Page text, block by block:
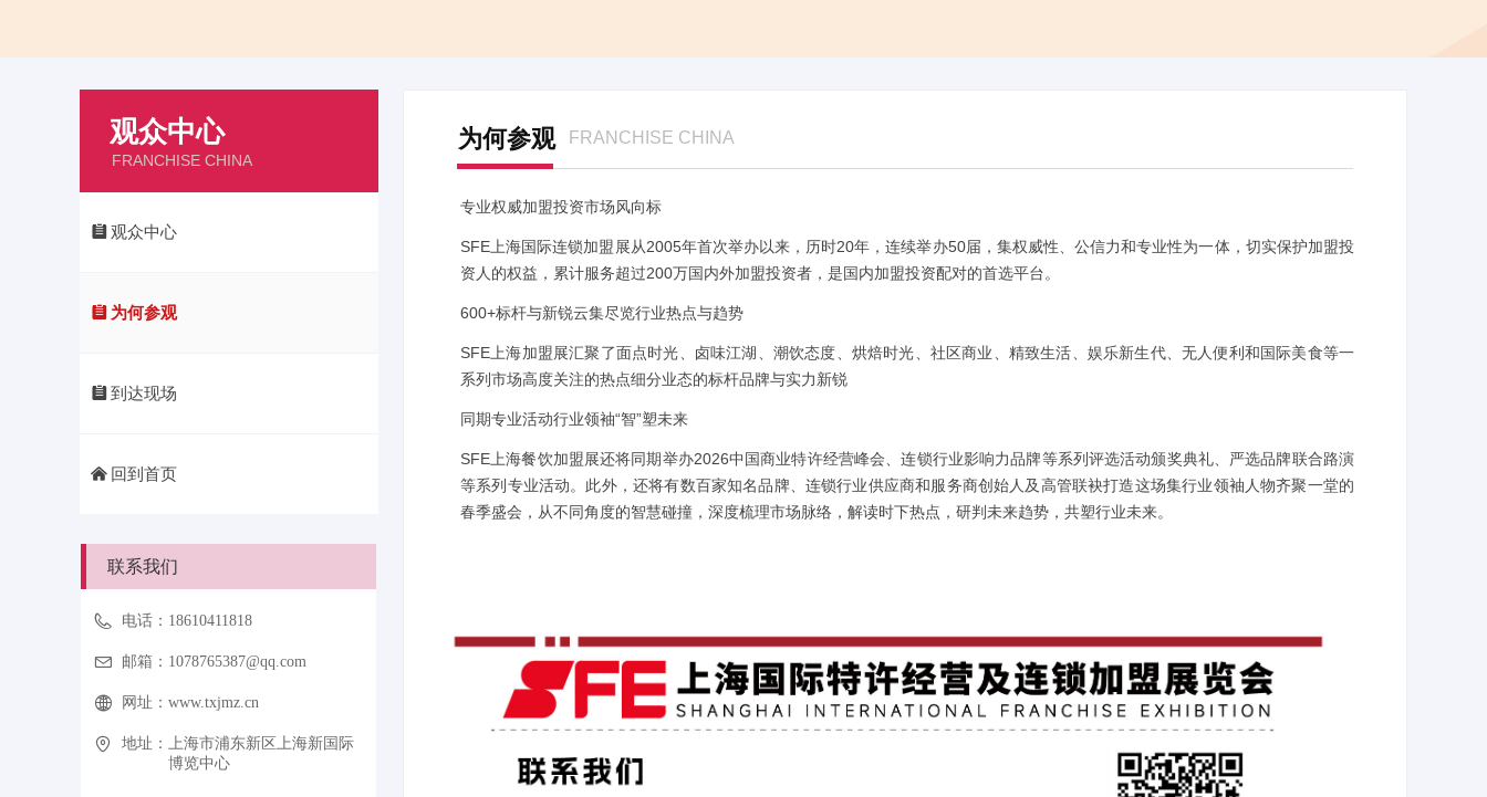
뀳 观众中心
뀳 为何参观
뀳 到达现场
낀 回到首页
观众中心
FRANCHISE CHINA
电话： 18610411818
邮箱： 1078765387@qq.com
网址： www.txjmz.cn
地址： 上海市浦东新区上海新国际
博览中心
联系我们
为何参观 FRANCHISE CHINA
专业权威加盟投资市场风向标
SFE上海国际连锁加盟展从2005年首次举办以来，历时20年，连续举办50届，集权威性、公信力和专业性为一体，切实保护加盟投
资人的权益，累计服务超过200万国内外加盟投资者，是国内加盟投资配对的首选平台。
600+标杆与新锐云集尽览行业热点与趋势
SFE上海加盟展汇聚了面点时光、卤味江湖、潮饮态度、烘焙时光、社区商业、精致生活、娱乐新生代、无人便利和国际美食等一
系列市场高度关注的热点细分业态的标杆品牌与实力新锐
同期专业活动行业领袖“智”塑未来
SFE上海餐饮加盟展还将同期举办2026中国商业特许经营峰会、连锁行业影响力品牌等系列评选活动颁奖典礼、严选品牌联合路演
等系列专业活动。此外，还将有数百家知名品牌、连锁行业供应商和服务商创始人及高管联袂打造这场集行业领袖人物齐聚一堂的
春季盛会，从不同角度的智慧碰撞，深度梳理市场脉络，解读时下热点，研判未来趋势，共塑行业未来。